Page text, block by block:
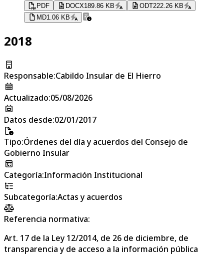
PDF DOCX189.86 KB ODT222.26 KB
MD1.06 KB
2018
Responsable:Cabildo Insular de El Hierro
Actualizado:05/08/2026
Datos desde:02/01/2017
Tipo:Órdenes del día y acuerdos del Consejo de
Gobierno Insular
Categoría:Información Institucional
Subcategoría:Actas y acuerdos
Referencia normativa:
Art. 17 de la Ley 12/2014, de 26 de diciembre, de
transparencia y de acceso a la información pública